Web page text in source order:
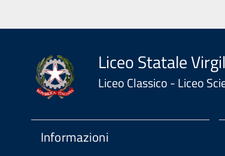
Liceo Statale
Liceo Classico - Liceo
Informazioni